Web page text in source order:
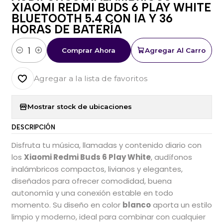
XIAOMI REDMI BUDS 6 PLAY WHITE
BLUETOOTH 5.4 CON IA Y 36
HORAS DE BATERÍA
Cantidad
Agregar Al Carro
Comprar Ahora
Agregar a la lista de favoritos
Mostrar stock de ubicaciones
DESCRIPCIÓN
Disfruta tu música, llamadas y contenido diario con
los Xiaomi Redmi Buds 6 Play White, audífonos
inalámbricos compactos, livianos y elegantes,
diseñados para ofrecer comodidad, buena
autonomía y una conexión estable en todo
momento. Su diseño en color blancoaporta un estilo
limpio y moderno, ideal para combinar con cualquier